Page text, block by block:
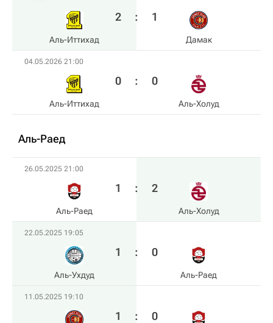
Аль-Иттихад
2 : 1
Дамак
04.05.2026 21:00
Аль-Иттихад
0 : 0
Аль-Холуд
Аль-Раед
26.05.2025 21:00
Аль-Раед
1 : 2
Аль-Холуд
22.05.2025 19:05
Аль-Ухдуд
1 : 0
Аль-Раед
11.05.2025 19:10
1 : 0